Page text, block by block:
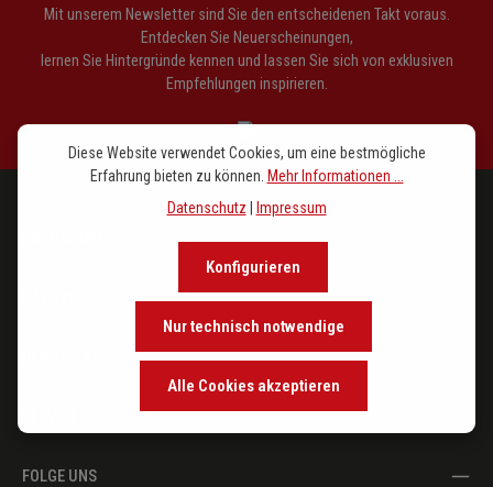
Mit unserem Newsletter sind Sie den entscheidenen Takt voraus.
Entdecken Sie Neuerscheinungen,
lernen Sie Hintergründe kennen und lassen Sie sich von exklusiven
Empfehlungen inspirieren.
FOLGE UNS
Diese Website verwendet Cookies, um eine bestmögliche
Erfahrung bieten zu können. Mehr Informationen ...
Datenschutz | Impressum
Nur technisch notwendige
Konfigurieren
Alle Cookies akzeptieren